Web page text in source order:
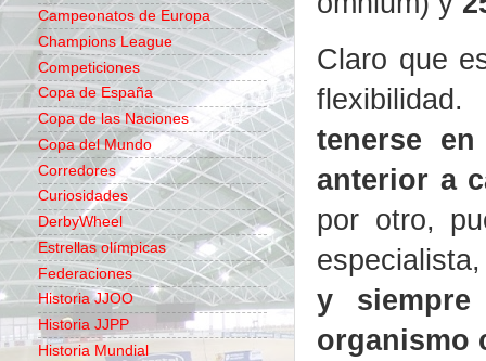
Claro que
tenerse
anterior a
por otro,
y siempre
organismo
Campeonatos de Europa
Champions League
Competiciones
Copa de España
Copa de las Naciones
Copa del Mundo
Corredores
Curiosidades
DerbyWheel
Estrellas olímpicas
Federaciones
Historia JJOO
Historia JJPP
Historia Mundial